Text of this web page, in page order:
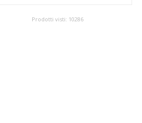
Prodotti visti: 10286